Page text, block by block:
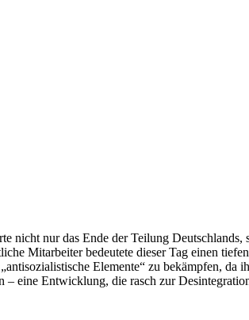
nur das Ende der Teilung Deutschlands,
Mitarbeiter bedeutete dieser Tag einen
Elemente“ zu bekämpfen,
– eine Entwicklung, die rasch zur